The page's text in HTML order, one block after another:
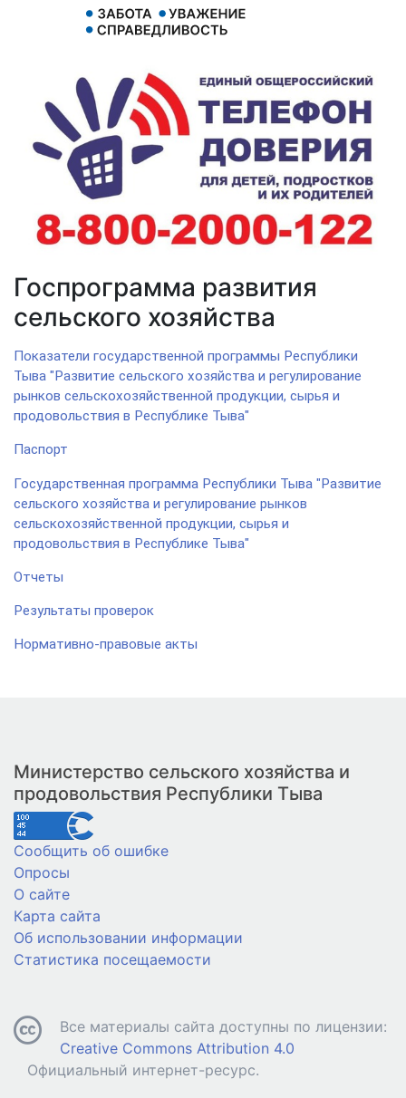
Госпрограмма развития
сельского хозяйства
Показатели государственной программы Республики
Тыва "Развитие сельского хозяйства и регулирование
рынков сельскохозяйственной продукции, сырья и
продовольствия в Республике Тыва"
Паспорт
Государственная программа Республики Тыва "Развитие
сельского хозяйства и регулирование рынков
сельскохозяйственной продукции, сырья и
продовольствия в Республике Тыва"
Отчеты
Результаты проверок
Нормативно-правовые акты
Министерство сельского хозяйства и
продовольствия Республики Тыва
Сообщить об ошибке
Опросы
О сайте
Карта сайта
Об использовании информации
Статистика посещаемости
Все материалы сайта доступны по лицензии:
Creative Commons Attribution 4.0
Официальный интернет-ресурс.